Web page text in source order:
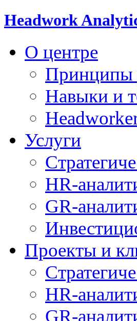
Headwork
О центре
Принципы
Навыки и
Услуги
HR-
GR-
Проекты и
HR-
GR-